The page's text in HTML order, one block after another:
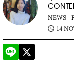
NEWS |
14